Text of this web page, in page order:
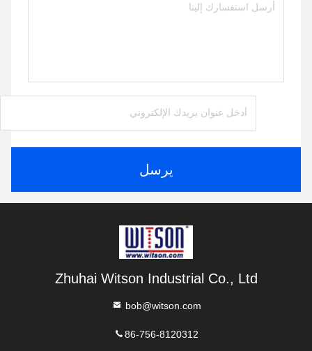
يرسل
Zhuhai Witson Industrial Co., Ltd
bob@witson.com
86-756-8120312